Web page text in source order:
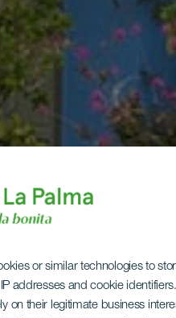
or similar technologies to
addresses and cookie
on their legitimate business